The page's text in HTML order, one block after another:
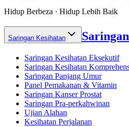
Hidup Berbeza · Hidup Lebih Baik
Saringan Kesihatan
Saringan Kesihatan Eksekutif
Saringan Kesihatan
Saringan Panjang Umur
Panel Pemakanan & Vitamin
Saringan Kanser Prostat
Saringan Pra-perkahwinan
Ujian Alahan
Kesihatan Perjalanan